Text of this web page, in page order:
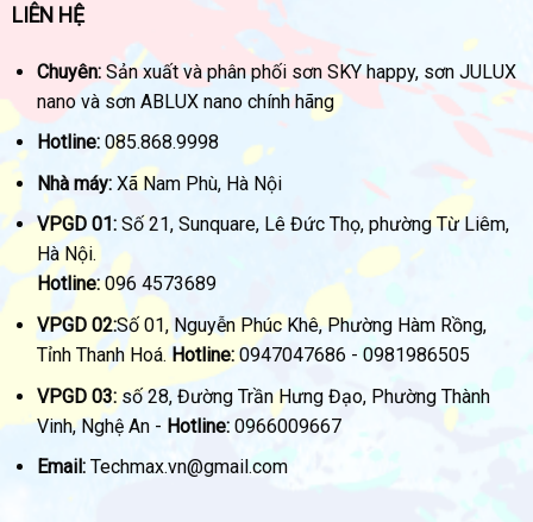
LIÊN HỆ
Chuyên:Sản xuất và phân phối sơn SKY happy, sơn JULUX
nano và sơn ABLUX nano chính hãng
Hotline:085.868.9998
Nhà máy:Xã Nam Phù, Hà Nội
VPGD 01:Số 21, Sunquare, Lê Đức Thọ, phường Từ Liêm,
Hà Nội.
Hotline:096 4573689
VPGD 02:Số 01, Nguyễn Phúc Khê, Phường Hàm Rồng,
Tỉnh Thanh Hoá.Hotline:0947047686 - 0981986505
VPGD 03:số 28, Đường Trần Hưng Đạo, Phường Thành
Vinh, Nghệ An - Hotline:0966009667
Email:Techmax.vn@gmail.com